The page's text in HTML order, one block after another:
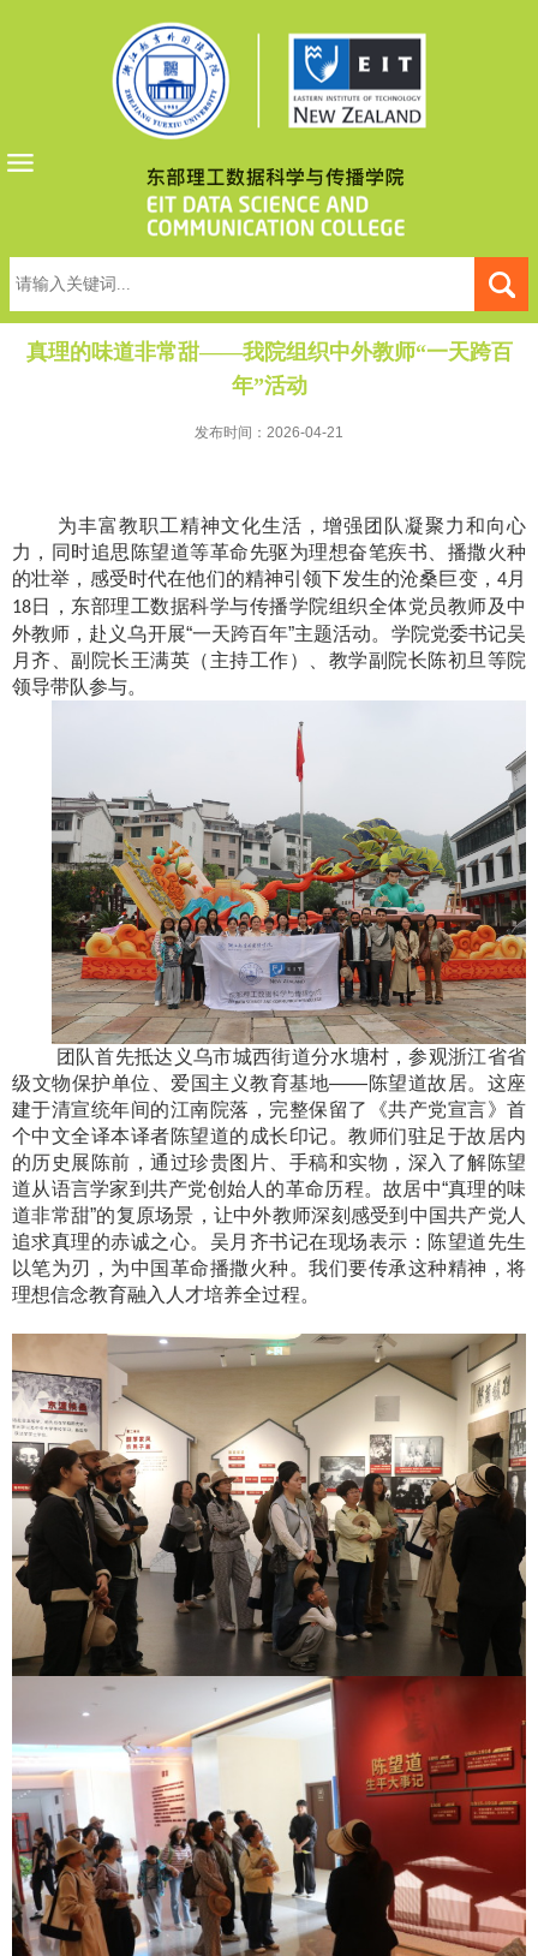
真理的味道非常甜——我院组织中外教师“一天跨百
年”活动
发布时间：2026-04-21
为丰富教职工精神文化生活，增强团队凝聚力和向心
力，同时追思陈望道等革命先驱为理想奋笔疾书、播撒火种
的壮举，感受时代在他们的精神引领下发生的沧桑巨变， 4月
18日，东部理工数据科学与传播学院组织全体党员教师及中
外教师，赴义乌开展“一天跨百年”主题活动。学院党委书记吴
月齐、副院长王满英（主持工作）、教学副院长陈初旦等院
领导带队参与。
团队首先抵达义乌市城西街道分水塘村，参观浙江省省
级文物保护单位、爱国主义教育基地——陈望道故居。这座
建于清宣统年间的江南院落，完整保留了《共产党宣言》首
个中文全译本译者陈望道的成长印记。教师们驻足于故居内
的历史展陈前，通过珍贵图片、手稿和实物，深入了解陈望
道从语言学家到共产党创始人的革命历程。故居中“真理的味
道非常甜”的复原场景，让中外教师深刻感受到中国共产党人
追求真理的赤诚之心。吴月齐书记在现场表示：陈望道先生
以笔为刃，为中国革命播撒火种。我们要传承这种精神，将
理想信念教育融入人才培养全过程。